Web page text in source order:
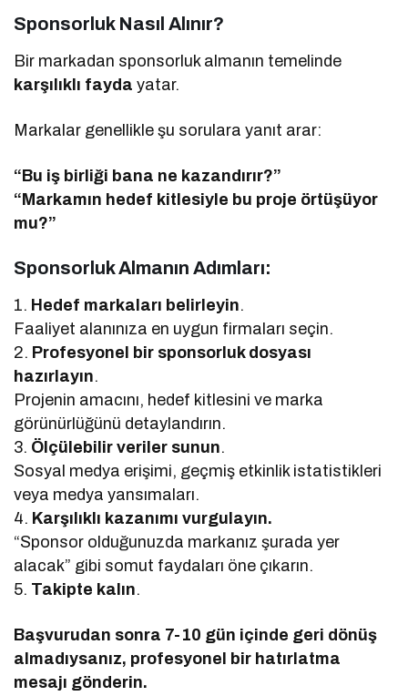
Sponsorluk Nasıl Alınır?
Bir markadan sponsorluk almanın temelinde
karşılıklı fayda yatar.
Markalar genellikle şu sorulara yanıt arar:
“Bu iş birliği bana ne kazandırır?”
“Markamın hedef kitlesiyle bu proje örtüşüyor
mu?”
Sponsorluk Almanın Adımları:
1. Hedef markaları belirleyin.
Faaliyet alanınıza en uygun firmaları seçin.
2. Profesyonel bir sponsorluk dosyası
hazırlayın.
Projenin amacını, hedef kitlesini ve marka
görünürlüğünü detaylandırın.
3. Ölçülebilir veriler sunun.
Sosyal medya erişimi, geçmiş etkinlik istatistikleri
veya medya yansımaları.
4. Karşılıklı kazanımı vurgulayın.
“Sponsor olduğunuzda markanız şurada yer
alacak” gibi somut faydaları öne çıkarın.
5. Takipte kalın.
Başvurudan sonra 7-10 gün içinde geri dönüş
almadıysanız, profesyonel bir hatırlatma
mesajı gönderin.